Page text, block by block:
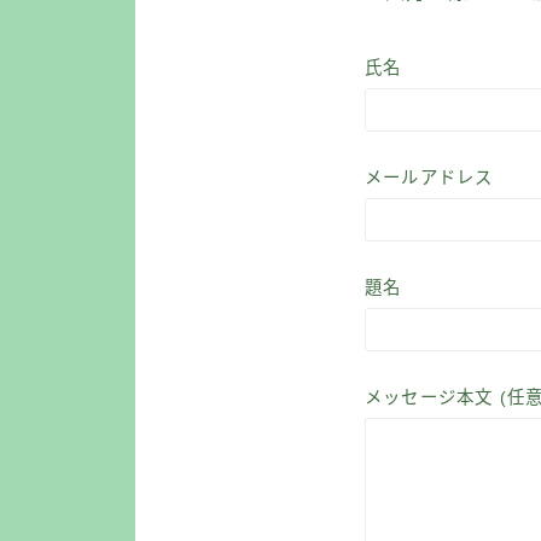
氏名
メールアドレス
題名
メッセージ本文 (任